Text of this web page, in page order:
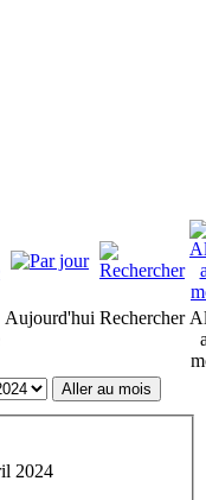
Aujourd'hui Rechercher
Aller au mois
2024